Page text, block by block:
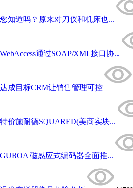
您知道吗？原来对刀仪和机床也...
WebAccess通过SOAP/XML接口协...
达成目标CRM让销售管理可控
特价施耐德SQUARED(美商实块...
GUBOA 磁感应式编码器全面推...